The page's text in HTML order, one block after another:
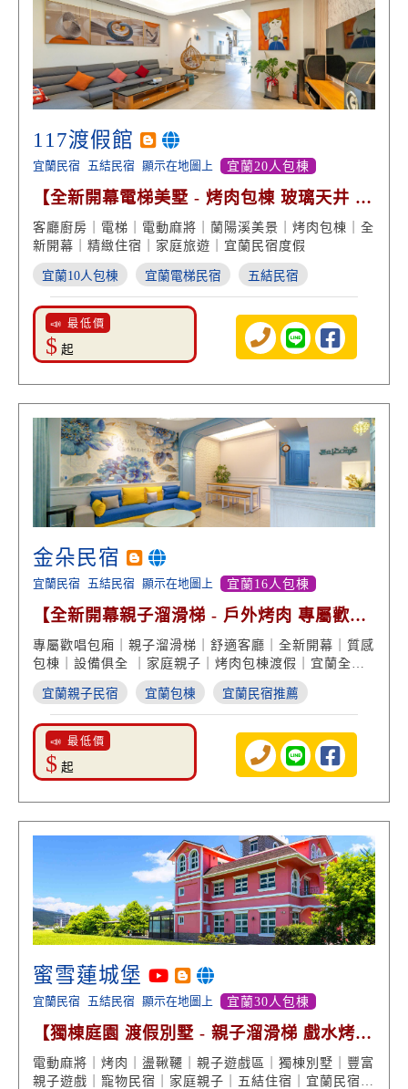
117渡假館
宜蘭民宿 五結民宿 顯示在地圖上 宜蘭20人包棟
【全新開幕電梯美墅 - 烤肉包棟 玻璃天井 蘭
陽溪美景】
客廳廚房｜電梯｜電動麻將｜蘭陽溪美景｜烤肉包棟｜全
新開幕｜精緻住宿｜家庭旅遊｜宜蘭民宿度假
宜蘭10人包棟 宜蘭電梯民宿 五結民宿
📣 最低價
$ 起
金朵民宿
宜蘭民宿 五結民宿 顯示在地圖上 宜蘭16人包棟
【全新開幕親子溜滑梯 - 戶外烤肉 專屬歡唱
包廂】
專屬歡唱包廂｜親子溜滑梯｜舒適客廳｜全新開幕｜質感
包棟｜設備俱全 ｜家庭親子｜烤肉包棟渡假｜宜蘭全新
推薦
宜蘭親子民宿 宜蘭包棟 宜蘭民宿推薦
📣 最低價
$ 起
蜜雪蓮城堡
宜蘭民宿 五結民宿 顯示在地圖上 宜蘭30人包棟
【獨棟庭園 渡假別墅 - 親子溜滑梯 戲水烤肉
包棟 好評回饋】
電動麻將｜烤肉｜盪鞦韆｜親子遊戲區｜獨棟別墅｜豐富
親子遊戲｜寵物民宿｜家庭親子｜五結住宿｜宜蘭民宿推